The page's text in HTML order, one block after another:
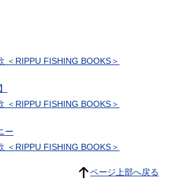
＜RIPPU FISHING BOOKS＞
＜RIPPU FISHING BOOKS＞
ー
＜RIPPU FISHING BOOKS＞
ページ上部へ戻る